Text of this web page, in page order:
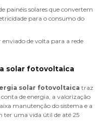
painéis solares que convertem
para o consumo do
enviado de volta para a rede
solar fotovoltaica
solar fotovoltaica traz
de energia, a valorização
manutenção do sistema e a
ter uma vida útil de até 25